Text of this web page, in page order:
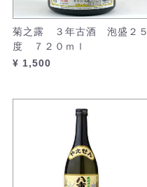
菊之露 ３年古酒 泡盛２５
度 ７２０ｍｌ
¥ 1,500